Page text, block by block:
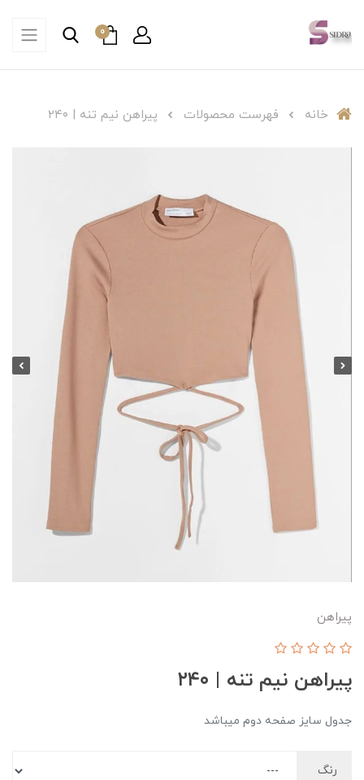
0
خانه فهرست محصولات پیراهن نیم تنه | ۲۴۰
پیراهن
پیراهن نیم تنه | ۲۴۰
جدول سایز صفحه دوم میباشد
رنگ